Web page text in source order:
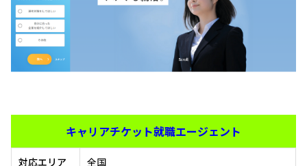
キャリアチケット就職エージェント
対応エリア 全国